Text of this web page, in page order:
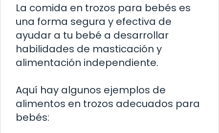
La comida en trozos para bebés es
una forma segura y efectiva de
ayudar a tu bebé a desarrollar
habilidades de masticación y
alimentación independiente.
Aquí hay algunos ejemplos de
alimentos en trozos adecuados para
bebés: